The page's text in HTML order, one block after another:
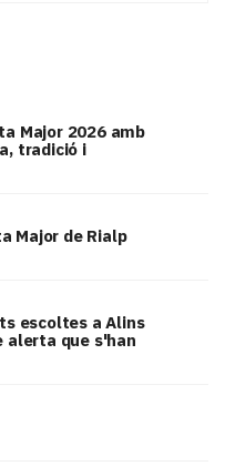
Major 2026 amb
tradició i
Major de Rialp
escoltes a Alins
alerta que s'han